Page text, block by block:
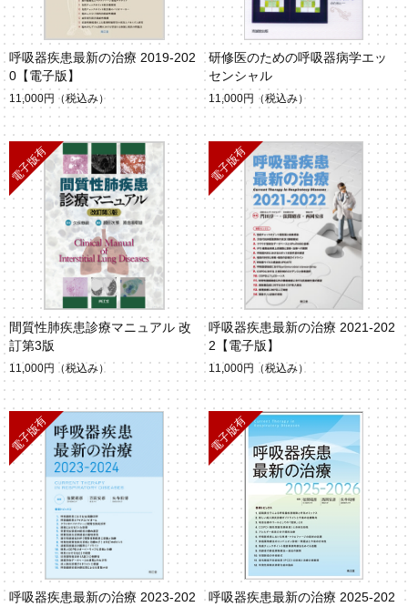
呼吸器疾患最新の治療 2019-202
0【電子版】
11,000円 （税込み）
研修医のための呼吸器病学エッ
センシャル
11,000円 （税込み）
間質性肺疾患診療マニュアル 改
訂第3版
11,000円 （税込み）
呼吸器疾患最新の治療 2021-202
2【電子版】
11,000円 （税込み）
呼吸器疾患最新の治療 2023-202
呼吸器疾患最新の治療 2025-202